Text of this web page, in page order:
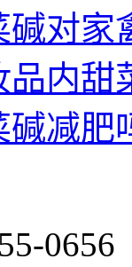
碱对家
品内甜
碱减肥
0656